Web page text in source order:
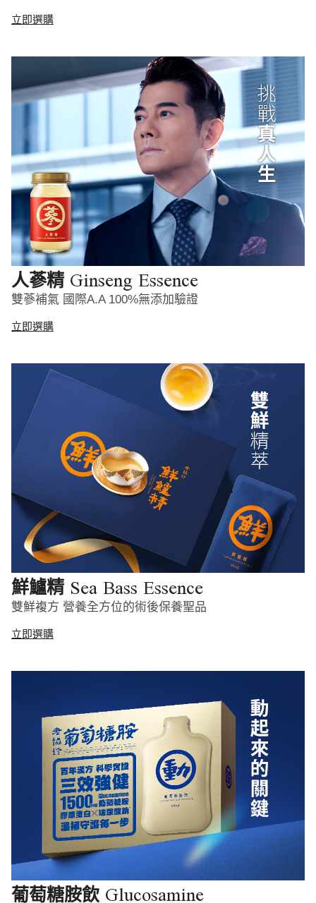
立即選購
人蔘精 Ginseng Essence
雙蔘補氣 國際A.A 100%無添加驗證
立即選購
鮮鱸精 Sea Bass Essence
雙鮮複方 營養全方位的術後保養聖品
立即選購
葡萄糖胺飲